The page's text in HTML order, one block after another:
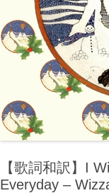
【歌詞和訳】I
Everyday –